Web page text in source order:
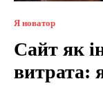
Я новатор
Сайт як
витрата: